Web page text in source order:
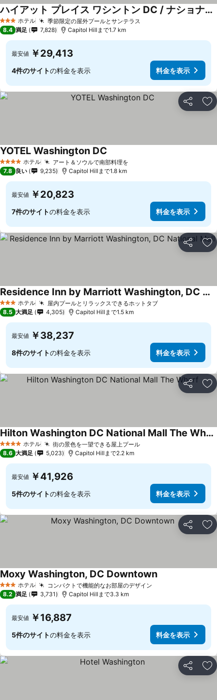
3 ホテルのランク
ホテル 季節限定の屋外プールとサンテラス
ハイアット プレイス ワシントン DC / ナショナル モール
8.4 満足 7,828 Capitol Hillまで1.7 km
最安値 ￥29,413
4件のサイトの料金を表示 料金を表示
シェア お
4 ホテルのランク
ホテル アート＆ソウルで南部料理を
YOTEL Washington DC
7.8 良い 9,235 Capitol Hillまで1.8 km
最安値 ￥20,823
7件のサイトの料金を表示 料金を表示
シェア お
3 ホテルのランク
ホテル 屋内プールとリラックスできるホットタブ
Residence Inn by Marriott Washington, DC National Mall
8.5 大満足 4,305 Capitol Hillまで1.5 km
最安値 ￥38,237
8件のサイトの料金を表示 料金を表示
シェア お
4 ホテルのランク
ホテル 街の景色を一望できる屋上プール
Hilton Washington DC National Mall The Wharf
8.6 大満足 5,023 Capitol Hillまで2.2 km
最安値 ￥41,926
5件のサイトの料金を表示 料金を表示
シェア お
3 ホテルのランク
ホテル コンパクトで機能的なお部屋のデザイン
Moxy Washington, DC Downtown
8.2 満足 3,731 Capitol Hillまで3.3 km
最安値 ￥16,887
5件のサイトの料金を表示 料金を表示
シェア お